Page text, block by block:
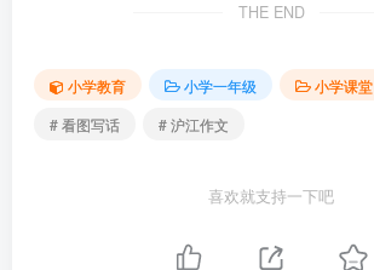
THE END
小学教育 小学一年级
小学课堂
# 看图写话
# 沪江作文
喜欢就支持一下吧